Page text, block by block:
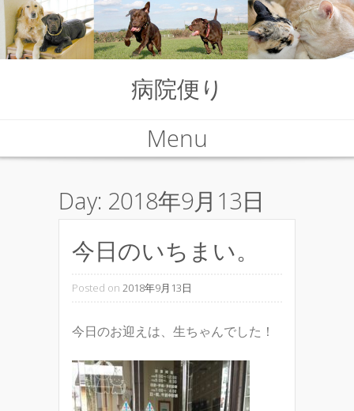
病院便り
Menu
Day: 2018年9月13日
今日のいちまい。
Posted on 2018年9月13日
今日のお迎えは、生ちゃんでした！